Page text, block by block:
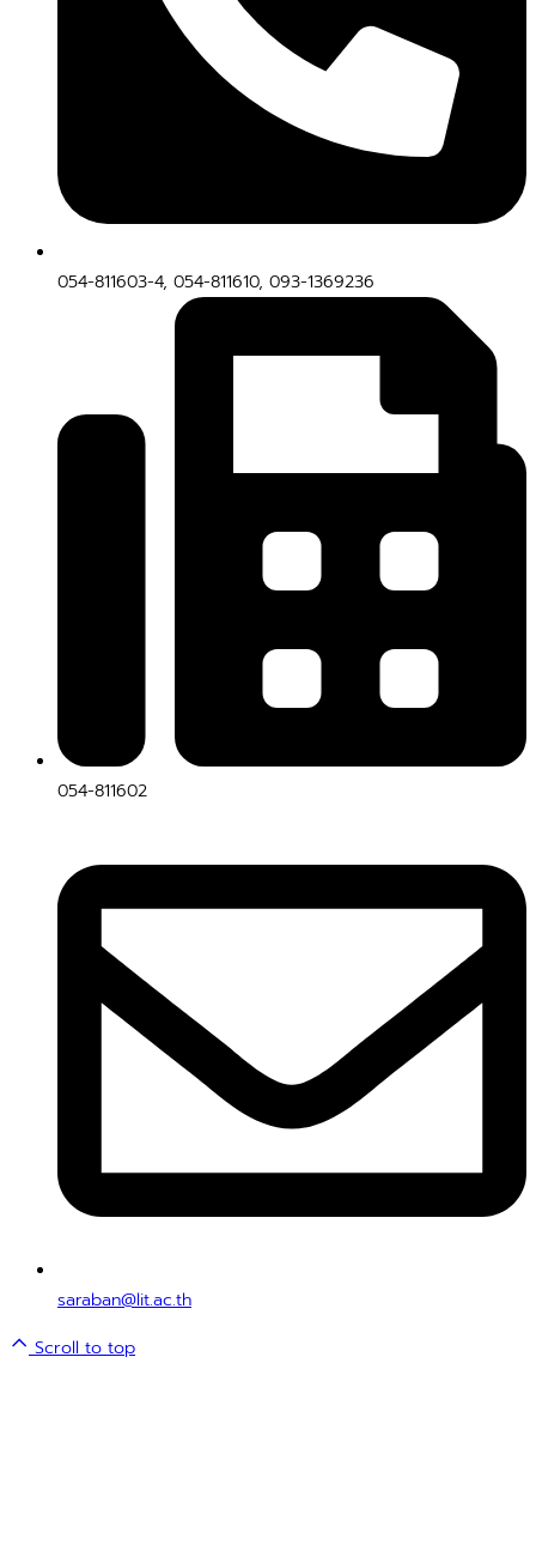
054-811603-4, 054-811610, 093-1369236
054-811602
saraban@lit.ac.th
Scroll to top